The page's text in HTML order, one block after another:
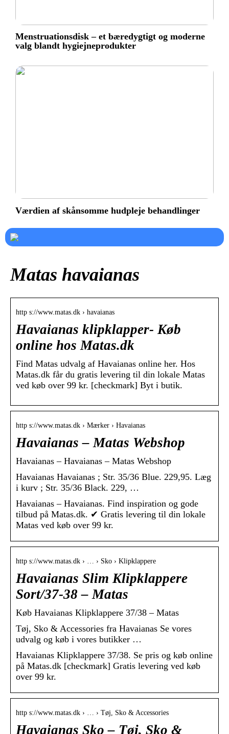
Menstruationsdisk – et bæredygtigt og moderne
valg blandt hygiejneprodukter
Værdien af skånsomme hudpleje behandlinger
Matas havaianas
http s://www.matas.dk › havaianas
Havaianas klipklapper- Køb
online hos Matas.dk
Find Matas udvalg af Havaianas online her. Hos
Matas.dk får du gratis levering til din lokale Matas
ved køb over 99 kr. [checkmark] Byt i butik.
http s://www.matas.dk › Mærker › Havaianas
Havaianas – Matas Webshop
Havaianas – Havaianas – Matas Webshop
Havaianas Havaianas ; Str. 35/36 Blue. 229,95. Læg
i kurv ; Str. 35/36 Black. 229, …
Havaianas – Havaianas. Find inspiration og gode
tilbud på Matas.dk. ✔ Gratis levering til din lokale
Matas ved køb over 99 kr.
http s://www.matas.dk › … › Sko › Klipklappere
Havaianas Slim Klipklappere
Sort/37-38 – Matas
Køb Havaianas Klipklappere 37/38 – Matas
Tøj, Sko & Accessories fra Havaianas Se vores
udvalg og køb i vores butikker …
Havaianas Klipklappere 37/38. Se pris og køb online
på Matas.dk [checkmark] Gratis levering ved køb
over 99 kr.
http s://www.matas.dk › … › Tøj, Sko & Accessories
Havaianas Sko – Tøj, Sko &